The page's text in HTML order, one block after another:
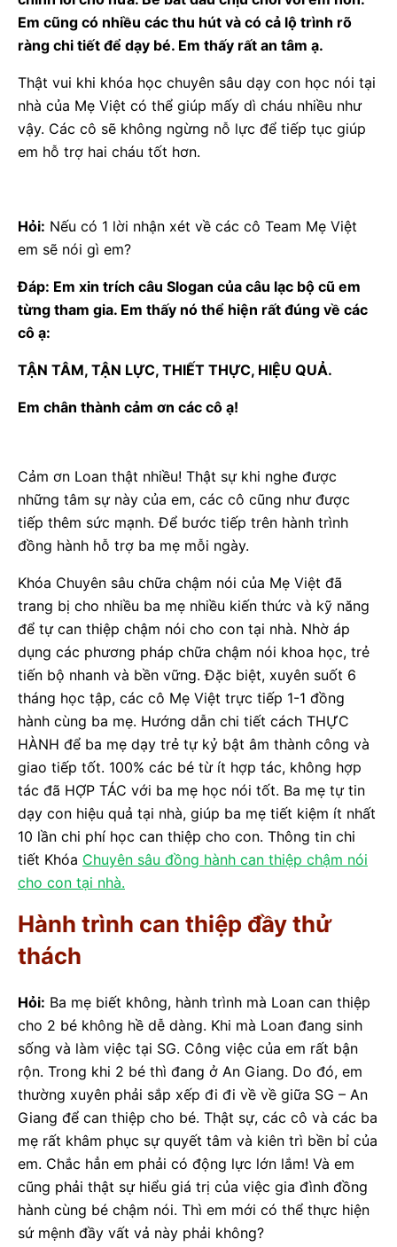
Em cũng có nhiều các thu hút và có cả lộ trình rõ
ràng chi tiết để dạy bé. Em thấy rất an tâm ạ.
Thật vui khi khóa học chuyên sâu dạy con học nói tại
nhà của Mẹ Việt có thể giúp mấy dì cháu nhiều như
vậy. Các cô sẽ không ngừng nỗ lực để tiếp tục giúp
em hỗ trợ hai cháu tốt hơn.
Hỏi: Nếu có 1 lời nhận xét về các cô Team Mẹ Việt
em sẽ nói gì em?
Đáp: Em xin trích câu Slogan của câu lạc bộ cũ em
từng tham gia. Em thấy nó thể hiện rất đúng về các
cô ạ:
TẬN TÂM, TẬN LỰC, THIẾT THỰC, HIỆU QUẢ.
Em chân thành cảm ơn các cô ạ!
Cảm ơn Loan thật nhiều! Thật sự khi nghe được
những tâm sự này của em, các cô cũng như được
tiếp thêm sức mạnh. Để bước tiếp trên hành trình
đồng hành hỗ trợ ba mẹ mỗi ngày.
Khóa Chuyên sâu chữa chậm nói của Mẹ Việt đã
trang bị cho nhiều ba mẹ nhiều kiến thức và kỹ năng
để tự can thiệp chậm nói cho con tại nhà. Nhờ áp
dụng các phương pháp chữa chậm nói khoa học, trẻ
tiến bộ nhanh và bền vững. Đặc biệt, xuyên suốt 6
tháng học tập, các cô Mẹ Việt trực tiếp 1-1 đồng
hành cùng ba mẹ. Hướng dẫn chi tiết cách THỰC
HÀNH để ba mẹ dạy trẻ tự kỷ bật âm thành công và
giao tiếp tốt. 100% các bé từ ít hợp tác, không hợp
tác đã HỢP TÁC với ba mẹ học nói tốt. Ba mẹ tự tin
dạy con hiệu quả tại nhà, giúp ba mẹ tiết kiệm ít nhất
10 lần chi phí học can thiệp cho con. Thông tin chi
tiết Khóa Chuyên sâu đồng hành can thiệp chậm nói
cho con tại nhà.
Hành trình can thiệp đầy thử
thách
Hỏi: Ba mẹ biết không, hành trình mà Loan can thiệp
cho 2 bé không hề dễ dàng. Khi mà Loan đang sinh
sống và làm việc tại SG. Công việc của em rất bận
rộn. Trong khi 2 bé thì đang ở An Giang. Do đó, em
thường xuyên phải sắp xếp đi đi về về giữa SG – An
Giang để can thiệp cho bé. Thật sự, các cô và các ba
mẹ rất khâm phục sự quyết tâm và kiên trì bền bỉ của
em. Chắc hẳn em phải có động lực lớn lắm! Và em
cũng phải thật sự hiểu giá trị của việc gia đình đồng
hành cùng bé chậm nói. Thì em mới có thể thực hiện
sứ mệnh đầy vất vả này phải không?